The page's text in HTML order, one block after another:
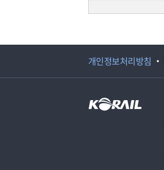
개인정보처리방침